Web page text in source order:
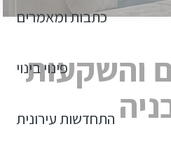
כתבות ומאמרים
פינוי בינוי
התחדשות עירונית
והשקעות